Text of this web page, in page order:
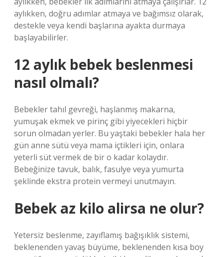
aylıkken, doğru adımlar atmaya ve bağımsız olarak,
destekle veya kendi başlarına ayakta durmaya
başlayabilirler.
12 aylık bebek beslenmesi
nasıl olmalı?
Bebekler tahıl gevreği, haşlanmış makarna,
yumuşak ekmek ve pirinç gibi yiyecekleri hiçbir
sorun olmadan yerler. Bu yaştaki bebekler hala her
gün anne sütü veya mama içtikleri için, onlara
yeterli süt vermek de bir o kadar kolaydır.
Bebeğinize tavuk, balık, fasulye veya yumurta
şeklinde ekstra protein vermeyi unutmayın.
Bebek az kilo alirsa ne olur?
Yetersiz beslenme, zayıflamış bağışıklık sistemi,
beklenenden yavaş büyüme, beklenenden kısa boy